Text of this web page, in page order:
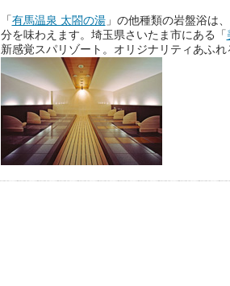
「有馬温泉 太閤の湯」の他種類の岩盤浴は
分を味わえます。埼玉県さいたま市にある「
新感覚スパリゾート。オリジナリティあふ